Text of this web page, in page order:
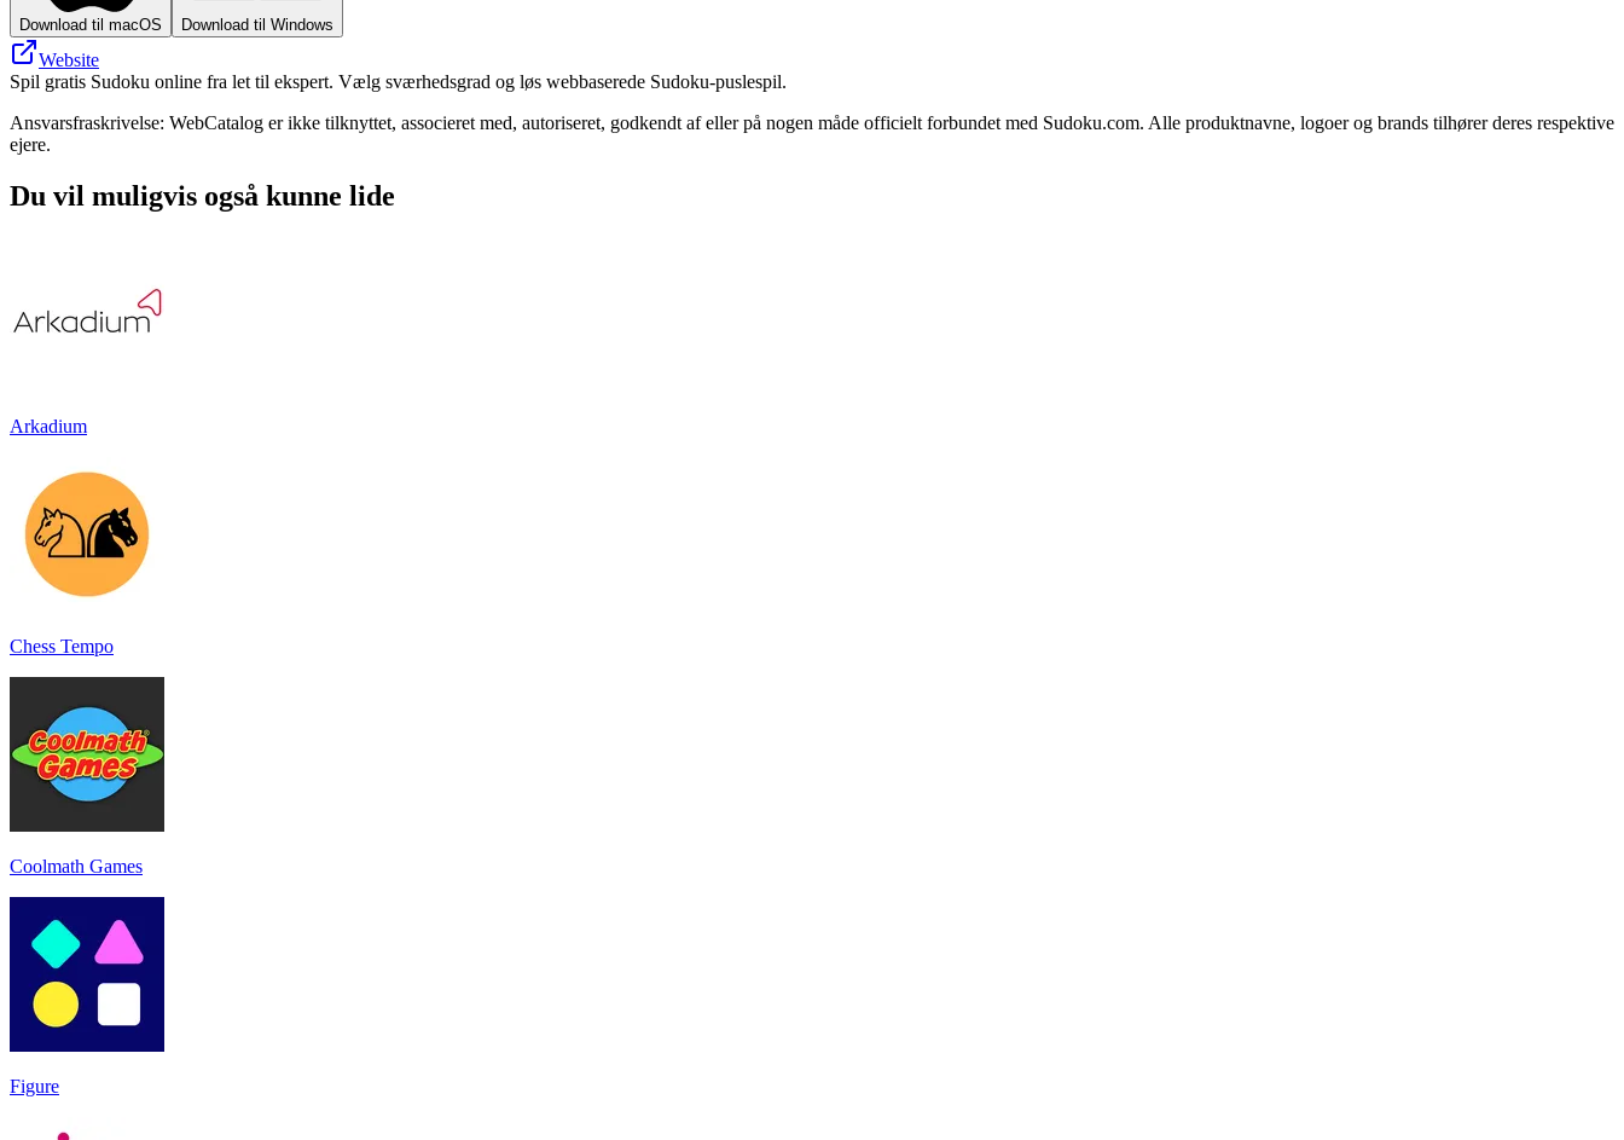
Download til macOS Download til Windows
Website
Spil gratis Sudoku online fra let til ekspert. Vælg sværhedsgrad og løs webbaserede Sudoku-puslespil.
Ansvarsfraskrivelse: WebCatalog er ikke tilknyttet, associeret med, autoriseret, godkendt af eller på nogen måde officielt forbundet med Sudoku.com. Alle produktnavne, logoer og brands tilhører deres respektive
ejere.
Du vil muligvis også kunne lide
Arkadium
Chess Tempo
Coolmath Games
Figure